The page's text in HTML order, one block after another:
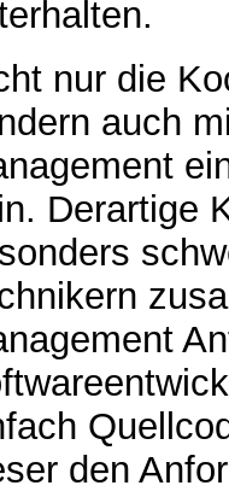
nur die
auch
Derartige
den